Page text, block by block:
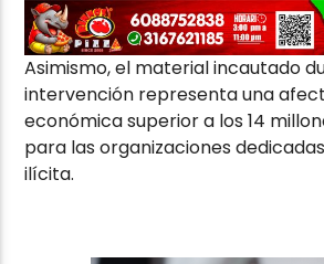
Asimismo, el material incautado
intervención representa una
económica superior a los 14
para las organizaciones
ilícita.